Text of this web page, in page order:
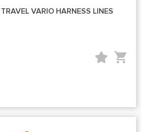
VARIO HARNESS LINES